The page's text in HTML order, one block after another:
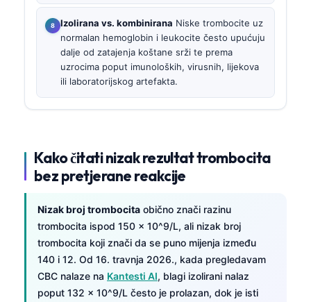
Izolirana vs. kombinirana Niske trombocite uz
normalan hemoglobin i leukocite često upućuju
dalje od zatajenja koštane srži te prema
uzrocima poput imunoloških, virusnih, lijekova
ili laboratorijskog artefakta.
Kako čitati nizak rezultat trombocita
bez pretjerane reakcije
Nizak broj trombocita obično znači razinu
trombocita ispod 150 × 10^9/L, ali nizak broj
trombocita koji znači da se puno mijenja između
140 i 12. Od 16. travnja 2026., kada pregledavam
CBC nalaze na Kantesti AI, blagi izolirani nalaz
poput 132 × 10^9/L često je prolazan, dok je isti